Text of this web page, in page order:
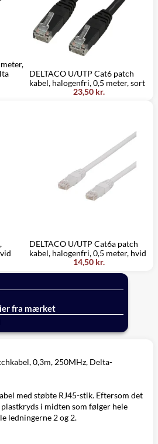
DELTACO U/UTP Cat6 patch
kabel, halogenfri, 0,5 meter, sort
23,50 kr.
DELTACO U/UTP Cat6a patch
kabel, halogenfri, 0,5 meter, hvid
14,50 kr.
fra mærket
0,3m, 250MHz, Delta-
med støbte RJ45-stik. Eftersom det
i midten som følger hele
ledningerne 2 og 2.